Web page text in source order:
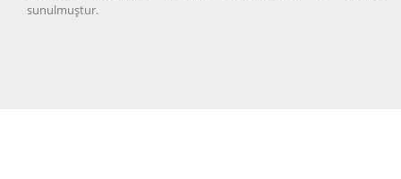
sunulmuştur.